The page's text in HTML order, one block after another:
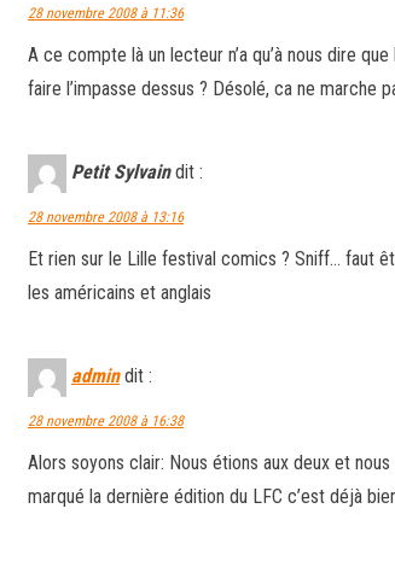
28 novembre 2008 à 11:36
A ce compte là un lecteur n’a qu’à nous dire
faire l’impasse dessus ? Désolé, ca ne marche
Petit Sylvain dit :
28 novembre 2008 à 13:16
Et rien sur le Lille festival comics ? Sniff… faut
les américains et anglais
admin dit :
28 novembre 2008 à 16:38
Alors soyons clair: Nous étions aux deux et
marqué la dernière édition du LFC c’est déjà